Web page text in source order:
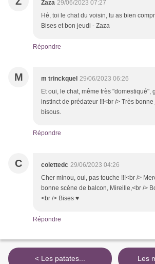
Zaza 29/06/2023 07:27
Hé, toi le chat du voisin, tu as bien
Bises et bon jeudi - Zaza
Répondre
M m trinckquel 29/06/2023 06:26
Et oui, le chat, même très "domestiqué",
instinct de prédateur !!!<br /> Très
bisous.
Répondre
C colettedc 29/06/2023 04:26
Cher minou, oui, pas touche !!!<br />
bonne scène de balcon, Mireille,<br />
<br /> Bises ♥
Répondre
< Les patates...